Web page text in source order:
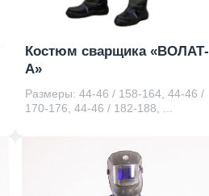
Костюм сварщика «ВОЛАТ-
А»
Размеры: 44-46 / 158-164, 44-46 /
170-176, 44-46 / 182-188, ...